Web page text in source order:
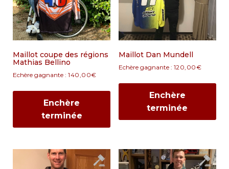
Maillot coupe des régions
Mathias Bellino
Echère gagnante : 140,00€
Enchère
terminée
Maillot Dan Mundell
Echère gagnante : 120,00€
Enchère
terminée